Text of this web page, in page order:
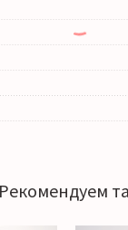
Рекомендуем